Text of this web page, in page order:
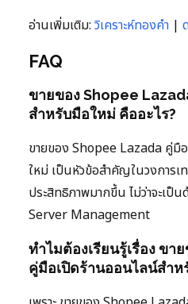
อ่านเพิ่มเติม: วิเคราะห์ทองคำ |
FAQ
ขายของ Shopee
สำหรับมือใหม่ คืออะไร?
ขายของ Shopee Lazada คู่มื
ใหม่ เป็นหัวข้อสำคัญในวงการเ
ประสิทธิภาพมากขึ้น ไม่ว่าจะเ
Server Management
ทำไมต้องเรียนรู้เรื่อง ข
คู่มือเปิดร้านออนไลน์สำห